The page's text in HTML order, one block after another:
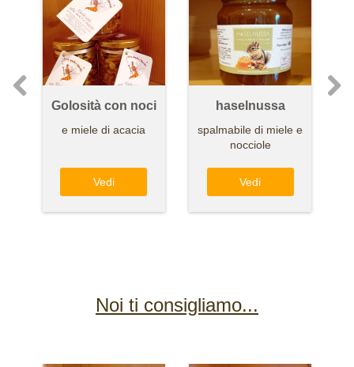
Golosità con noci
e miele di acacia
Vedi
haselnussa
spalmabile di miele e
nocciole
Vedi
Noi ti consigliamo...